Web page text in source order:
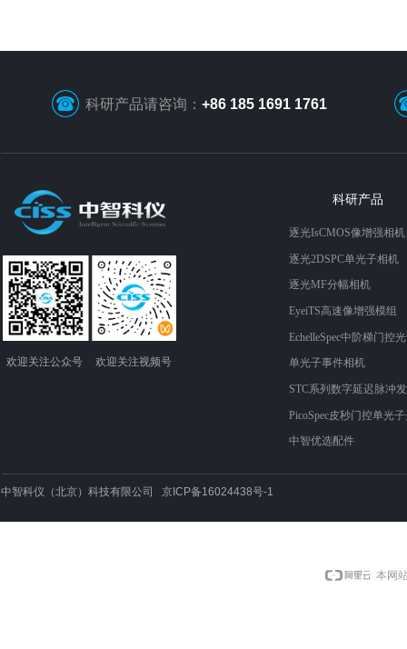
欢迎关注​​​​​​​公众号 欢迎关注​​视频​​​​​号
科研产品
逐光IsCMOS像增强相机
逐光2DSPC单光子相机
逐光MF分幅相机
EyeiTS高速像增强模组
EchelleSpec中阶梯门控
单光子事件相机
STC系列数字延迟脉冲
PicoSpec皮秒门控单光
中智优选配件
科研产品请咨询： +86 185 1691 1761
中智科仪（北京）科技有限公司 京ICP备16024438号-1
本网